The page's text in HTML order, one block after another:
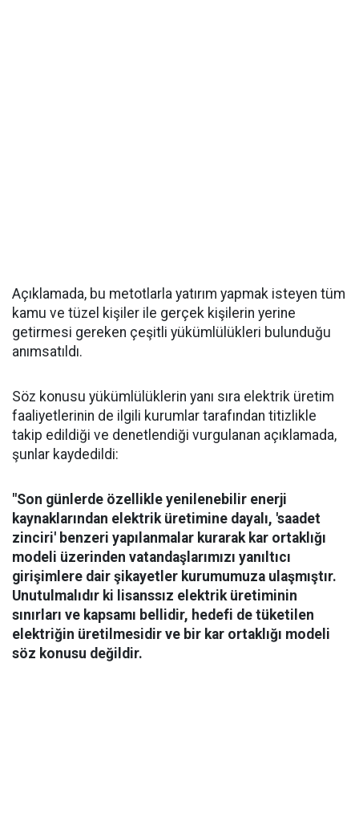
Açıklamada, bu metotlarla yatırım yapmak isteyen tüm
kamu ve tüzel kişiler ile gerçek kişilerin yerine
getirmesi gereken çeşitli yükümlülükleri bulunduğu
anımsatıldı.
Söz konusu yükümlülüklerin yanı sıra elektrik üretim
faaliyetlerinin de ilgili kurumlar tarafından titizlikle
takip edildiği ve denetlendiği vurgulanan açıklamada,
şunlar kaydedildi:
"Son günlerde özellikle yenilenebilir enerji
kaynaklarından elektrik üretimine dayalı, 'saadet
zinciri' benzeri yapılanmalar kurarak kar ortaklığı
modeli üzerinden vatandaşlarımızı yanıltıcı
girişimlere dair şikayetler kurumumuza ulaşmıştır.
Unutulmalıdır ki lisanssız elektrik üretiminin
sınırları ve kapsamı bellidir, hedefi de tüketilen
elektriğin üretilmesidir ve bir kar ortaklığı modeli
söz konusu değildir.